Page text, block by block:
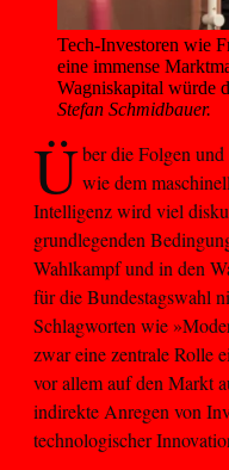
Tech-Investoren wie
eine immense
Wagniskapital würde
Stefan Schmidbauer.
Über die Folgen
wie dem
Intelligenz wird viel
grundlegenden
Wahlkampf und in den
für die Bundestagswahl
Schlagworten wie
zwar eine zentrale Rolle
vor allem auf den Markt
indirekte Anregen von
technologischer